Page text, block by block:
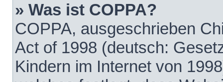
» Was ist COPPA?
COPPA, ausgeschrieben
Act of 1998 (deutsch:
Kindern im Internet von